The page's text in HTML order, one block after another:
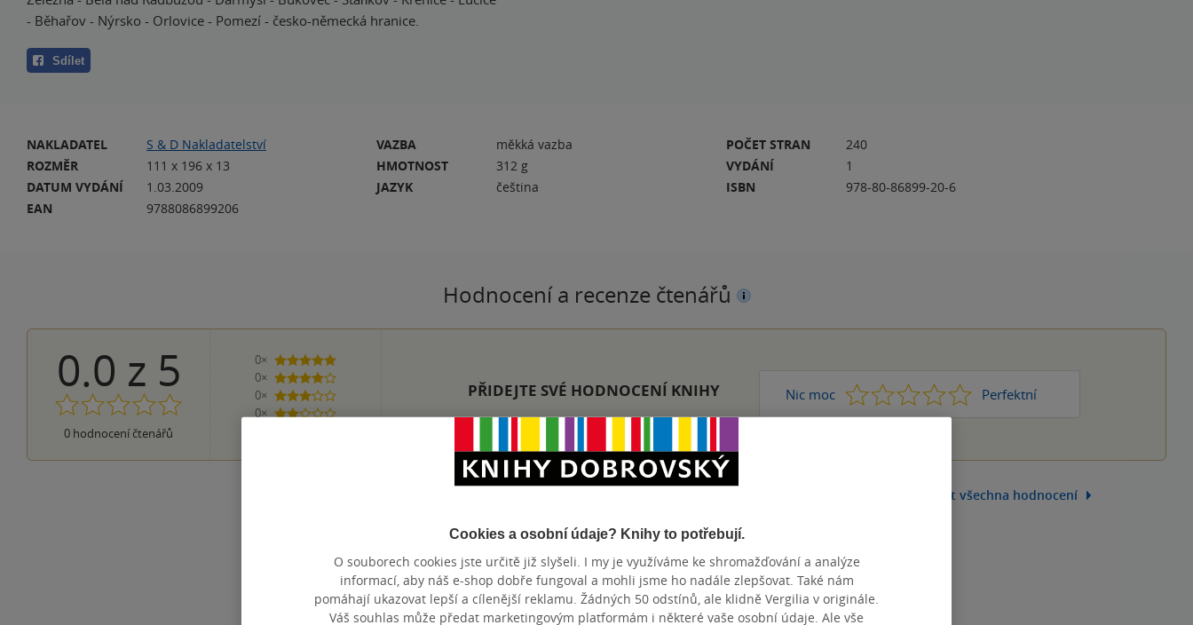
- Běhařov - Nýrsko - Orlovice - Pomezí - česko-německá hranice.
Sdílet
NAKLADATEL
S & D Nakladatelství
ROZMĚR
111 x 196 x 13
DATUM VYDÁNÍ
1.03.2009
EAN
9788086899206
VAZBA
měkká vazba
HMOTNOST
312 g
JAZYK
čeština
POČET STRAN
240
VYDÁNÍ
1
ISBN
978-80-86899-20-6
Hodnocení a recenze čtenářů
0.0 z 5
0 hodnocení čtenářů
0×
5 hvězdiček
0×
4 hvězdičky
0×
3 hvězdičky
0×
2 hvězdičky
PŘIDEJTE SVÉ HODNOCENÍ KNIHY Nic moc 1 2 3 4 Perfektní
5
Zobrazit všechna hodnocení
Přidat hodnocení
Cookies a osobní údaje? Knihy to potřebují.
O souborech cookies jste určitě již slyšeli. I my je využíváme ke shromažďování a analýze
informací, aby náš e-shop dobře fungoval a mohli jsme ho nadále zlepšovat. Také nám
pomáhají ukazovat lepší a cílenější reklamu. Žádných 50 odstínů, ale klidně Vergilia v originále.
Váš souhlas může předat marketingovým platformám i některé vaše osobní údaje. Ale vše